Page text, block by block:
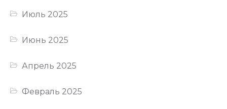
Июль 2025
Июнь 2025
Апрель 2025
Февраль 2025